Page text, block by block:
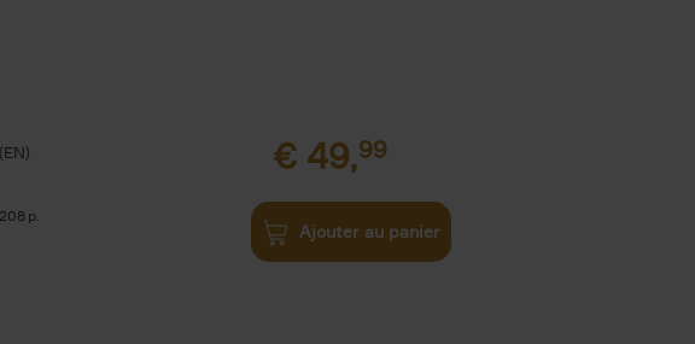
(EN)
208
€ 49,99
Ajouter au panier